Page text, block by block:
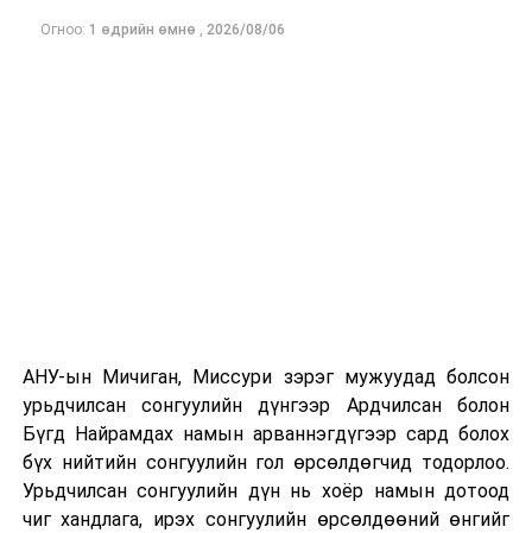
Огноо: 1 өдрийн өмнө , 2026/08/06
АНУ-ын Мичиган, Миссури зэрэг мужуудад болсон
урьдчилсан сонгуулийн дүнгээр Ардчилсан болон
Бүгд Найрамдах намын арваннэгдүгээр сард болох
бүх нийтийн сонгуулийн гол өрсөлдөгчид тодорлоо.
Урьдчилсан сонгуулийн дүн нь хоёр намын дотоод
чиг хандлага, ирэх сонгуулийн өрсөлдөөний өнгийг